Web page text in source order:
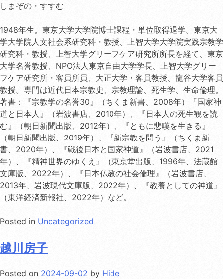
しまぞの・すすむ
1948年生。東京大学大学院博士課程・単位取得退学。東京大
学大学院人文社会系研究科・教授、上智大学大学院実践宗教学
研究科・教授、上智大学グリーフケア研究所所長を経て、東京
大学名誉教授、NPO法人東京自由大学学長、上智大学グリー
フケア研究所・客員所員、大正大学・客員教授、龍谷大学客員
教授。専門は近代日本宗教史、宗教理論、死生学、生命倫理。
著書：『宗教学の名誉30』（ちくま新書、2008年）『国家神
道と日本人』（岩波書店、2010年）、『日本人の死生観を読
む』（朝日新聞出版、2012年）、『ともに悲嘆を生きる』
（朝日新聞出版、2019年）、『新宗教を問う』（ちくま新
書、2020年）、『戦後日本と国家神道』（岩波書店、2021
年）、『精神世界のゆくえ』（東京堂出版、1996年、法蔵館
文庫版、2022年）、『日本仏教の社会倫理』（岩波書店、
2013年、岩波現代文庫版、2022年）、『教養としての神道』
（東洋経済新報社、2022年）など。
Posted in Uncategorized
越川房子
Posted on 2024-09-02 by Hide